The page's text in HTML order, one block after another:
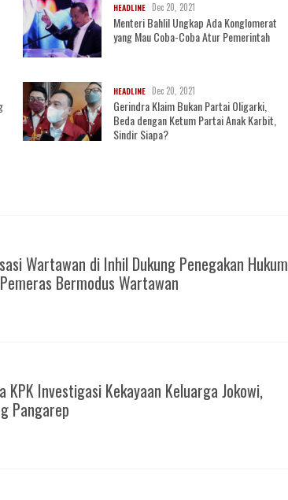
HEADLINE Dec 20, 2021
Menteri Bahlil Ungkap Ada Konglomerat
yang Mau Coba-Coba Atur Pemerintah
HEADLINE Dec 20, 2021
Gerindra Klaim Bukan Partai Oligarki,
Beda dengan Ketum Partai Anak Karbit,
Sindir Siapa?
Wartawan di Inhil Dukung Penegakan Hukum
Bermodus Wartawan
KPK Investigasi Kekayaan Keluarga Jokowi,
Pangarep